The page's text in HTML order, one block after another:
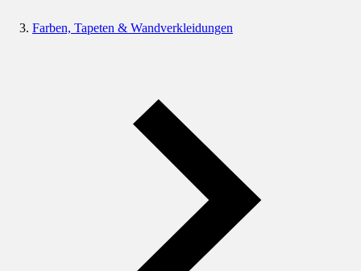
Farben, Tapeten & Wandverkleidungen